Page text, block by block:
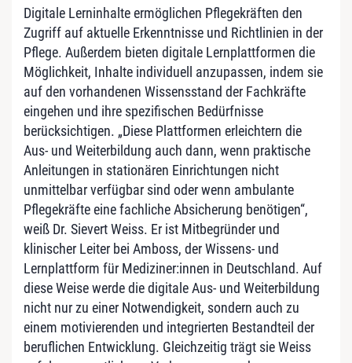
Digitale Lerninhalte ermöglichen Pflegekräften den
Zugriff auf aktuelle Erkenntnisse und Richtlinien in der
Pflege. Außerdem bieten digitale Lernplattformen die
Möglichkeit, Inhalte individuell anzupassen, indem sie
auf den vorhandenen Wissensstand der Fachkräfte
eingehen und ihre spezifischen Bedürfnisse
berücksichtigen. „Diese Plattformen erleichtern die
Aus- und Weiterbildung auch dann, wenn praktische
Anleitungen in stationären Einrichtungen nicht
unmittelbar verfügbar sind oder wenn ambulante
Pflegekräfte eine fachliche Absicherung benötigen“,
weiß Dr. Sievert Weiss. Er ist Mitbegründer und
klinischer Leiter bei Amboss, der Wissens- und
Lernplattform für Mediziner:innen in Deutschland. Auf
diese Weise werde die digitale Aus- und Weiterbildung
nicht nur zu einer Notwendigkeit, sondern auch zu
einem motivierenden und integrierten Bestandteil der
beruflichen Entwicklung. Gleichzeitig trägt sie Weiss